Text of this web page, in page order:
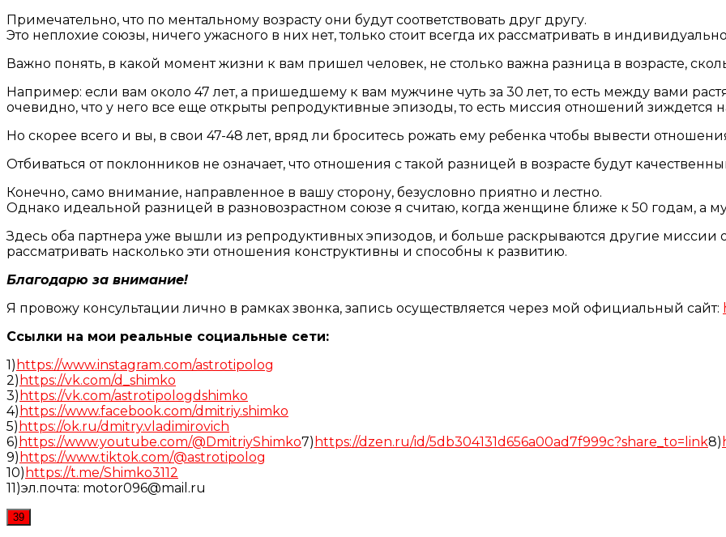
Примечательно, что по ментальному возрасту они будут соответствовать друг другу.
Это неплохие союзы, ничего ужасного в них нет, только стоит всегда их рассматривать в
Важно понять, в какой момент жизни к вам пришел человек, не столько важна разница в возрасте,
Например: если вам около 47 лет, а пришедшему к вам мужчине чуть за 30 лет, то есть между вами
очевидно, что у него все еще открыты репродуктивные эпизоды, то есть миссия отношений зиждется
Но скорее всего и вы, в свои 47-48 лет, вряд ли броситесь рожать ему ребенка чтобы вывести
Отбиваться от поклонников не означает, что отношения с такой разницей в возрасте будут
Конечно, само внимание, направленное в вашу сторону, безусловно приятно и лестно.
Однако идеальной разницей в разновозрастном союзе я считаю, когда женщине ближе к 50 годам, а
Здесь оба партнера уже вышли из репродуктивных эпизодов, и больше раскрываются другие миссии
рассматривать насколько эти отношения конструктивны и способны к развитию.
Благодарю за внимание!
Я провожу консультации лично в рамках звонка, запись осуществляется через мой официальный сайт:
Ссылки на мои реальные социальные сети:
1) https://www.instagram.com/astrotipolog
2) https://vk.com/d_shimko
3) https://vk.com/astrotipologdshimko
4) https://www.facebook.com/dmitriy.shimko
5) https://ok.ru/dmitry.vladimirovich
6) https://www.youtube.com/@DmitriyShimko7) https://dzen.ru/id/5db304131d656a00ad7f999c?share_to=link8)
9) https://www.tiktok.com/@astrotipolog
10) https://t.me/Shimko3112
11)эл.почта: motor096@mail.ru
39